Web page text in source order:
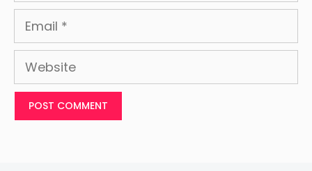
Email
Website